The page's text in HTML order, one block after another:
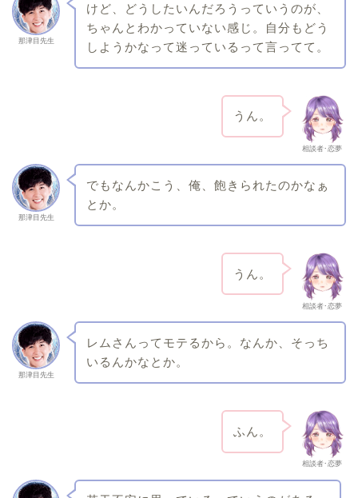
那津目先生
けど、どうしたいんだろうっていうのが、
ちゃんとわかっていない感じ。自分もどう
しようかなって迷っているって言ってて。
相談者･恋夢
うん。
那津目先生
でもなんかこう、俺、飽きられたのかなぁ
とか。
相談者･恋夢
うん。
那津目先生
レムさんってモテるから。なんか、そっち
いるんかなとか。
相談者･恋夢
ふん。